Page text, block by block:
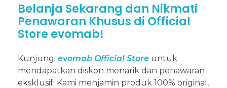
Belanja Sekarang dan Nikmati
Penawaran Khusus di Official
Store evomab!
Kunjungi evomab Official Store untuk
mendapatkan diskon menarik dan penawaran
eksklusif. Kami menjamin produk 100% original,